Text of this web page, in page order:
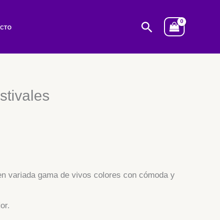
Buscar
variada gama de vivos colores con cómoda y